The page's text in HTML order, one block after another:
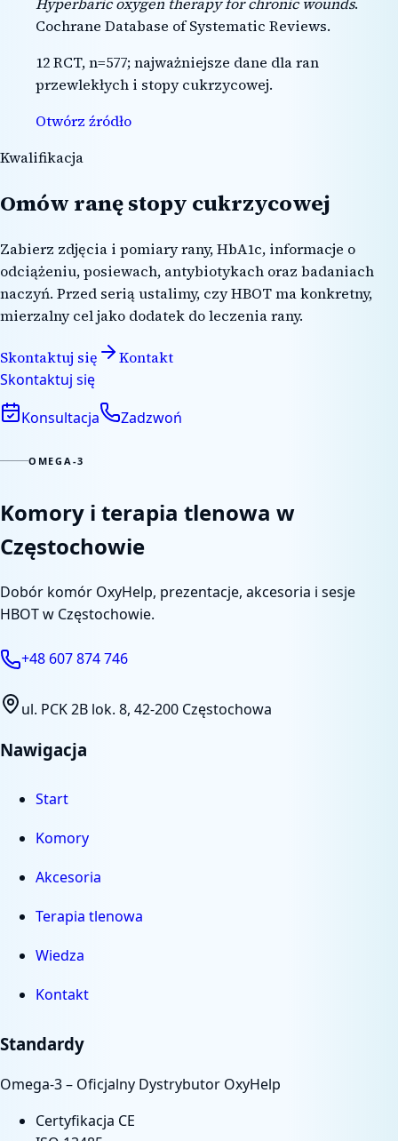
Cochrane Database of Systematic Reviews.
12 RCT, n=577; najważniejsze dane dla ran
przewlekłych i stopy cukrzycowej.
Otwórz źródło
Kwalifikacja
Omów ranę stopy cukrzycowej
Zabierz zdjęcia i pomiary rany, HbA1c, informacje o
odciążeniu, posiewach, antybiotykach oraz badaniach
naczyń. Przed serią ustalimy, czy HBOT ma konkretny,
mierzalny cel jako dodatek do leczenia rany.
Skontaktuj się
Kontakt
Skontaktuj się
Konsultacja
Zadzwoń
OMEGA-3
Komory i terapia tlenowa w
Częstochowie
Dobór komór OxyHelp, prezentacje, akcesoria i sesje
HBOT w Częstochowie.
+48 607 874 746
ul. PCK 2B lok. 8, 42-200 Częstochowa
Nawigacja
Start
Komory
Akcesoria
Terapia tlenowa
Wiedza
Kontakt
Standardy
Omega-3 – Oficjalny Dystrybutor OxyHelp
Certyfikacja CE